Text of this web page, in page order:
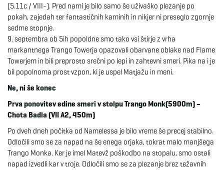
(5.11c / VIII-). Pred nami je bilo samo še uživaško plezanje po
pokah, zajedah ter fantastičnih kaminih in nikjer ni preseglo zgornje
sedme stopnje.
9. septembra ob 5ih popoldne smo tako vsi štirje z vrha
markantnega Trango Towerja opazovali obarvane oblake nad Flame
Towerjem in bili preprosto srečni po lepi in zahtevni smeri. Pika na i je
bil popolnoma prost vzpon, ki je uspel Matjažu in meni.
Ne, ni še konec
Prva ponovitev edine smeri v stolpu Trango Monk(5900m) –
Chota Badla (VII A2, 450m)
Po dveh dneh počitka od Namelessa je bilo vreme še precej stabilno.
Odločili smo se za napad na še enega orjaka, tokrat malo manjšega
Trango Monka. Ker je imel Matevž poškodbo na stopalu, smo ostali
napad izvedli kar v troje. Odločili smo se za plezanje brez težavnih